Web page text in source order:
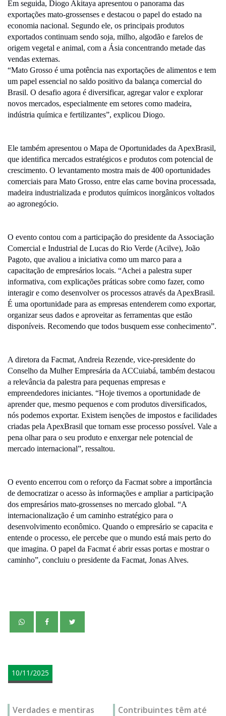
Em seguida, Diogo Akitaya apresentou o panorama das
exportações mato-grossenses e destacou o papel do estado na
economia nacional. Segundo ele, os principais produtos
exportados continuam sendo soja, milho, algodão e farelos de
origem vegetal e animal, com a Ásia concentrando metade das
vendas externas.
“Mato Grosso é uma potência nas exportações de alimentos e tem
um papel essencial no saldo positivo da balança comercial do
Brasil. O desafio agora é diversificar, agregar valor e explorar
novos mercados, especialmente em setores como madeira,
indústria química e fertilizantes”, explicou Diogo.
Ele também apresentou o Mapa de Oportunidades da ApexBrasil,
que identifica mercados estratégicos e produtos com potencial de
crescimento. O levantamento mostra mais de 400 oportunidades
comerciais para Mato Grosso, entre elas carne bovina processada,
madeira industrializada e produtos químicos inorgânicos voltados
ao agronegócio.
O evento contou com a participação do presidente da Associação
Comercial e Industrial de Lucas do Rio Verde (Acilve), João
Pagoto, que avaliou a iniciativa como um marco para a
capacitação de empresários locais. “Achei a palestra super
informativa, com explicações práticas sobre como fazer, como
interagir e como desenvolver os processos através da ApexBrasil.
É uma oportunidade para as empresas entenderem como exportar,
organizar seus dados e aproveitar as ferramentas que estão
disponíveis. Recomendo que todos busquem esse conhecimento”.
A diretora da Facmat, Andreia Rezende, vice-presidente do
Conselho da Mulher Empresária da ACCuiabá, também destacou
a relevância da palestra para pequenas empresas e
empreendedores iniciantes. “Hoje tivemos a oportunidade de
aprender que, mesmo pequenos e com produtos diversificados,
nós podemos exportar. Existem isenções de impostos e facilidades
criadas pela ApexBrasil que tornam esse processo possível. Vale a
pena olhar para o seu produto e enxergar nele potencial de
mercado internacional”, ressaltou.
O evento encerrou com o reforço da Facmat sobre a importância
de democratizar o acesso às informações e ampliar a participação
dos empresários mato-grossenses no mercado global. “A
internacionalização é um caminho estratégico para o
desenvolvimento econômico. Quando o empresário se capacita e
entende o processo, ele percebe que o mundo está mais perto do
que imagina. O papel da Facmat é abrir essas portas e mostrar o
caminho”, concluiu o presidente da Facmat, Jonas Alves.
10/11/2025
Verdades e mentiras
Contribuintes têm até